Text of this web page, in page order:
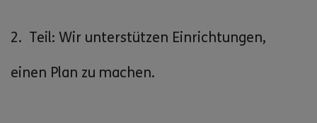
2. Teil: Wir unterstützen Einrichtungen,
einen Plan zu machen.